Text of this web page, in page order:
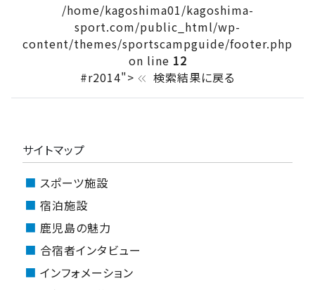
/home/kagoshima01/kagoshima-
sport.com/public_html/wp-
content/themes/sportscampguide/footer.php
on line 12
#r2014"> keyboard_double_arrow_left 検索結果に戻る
サイトマップ
スポーツ施設
宿泊施設
鹿児島の魅力
合宿者インタビュー
インフォメーション